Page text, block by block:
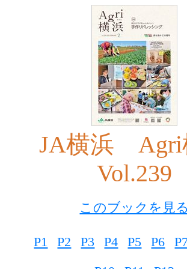
JA横浜 Agri
Vol.239
このブックを見る
P1 P2 P3 P4 P5 P6